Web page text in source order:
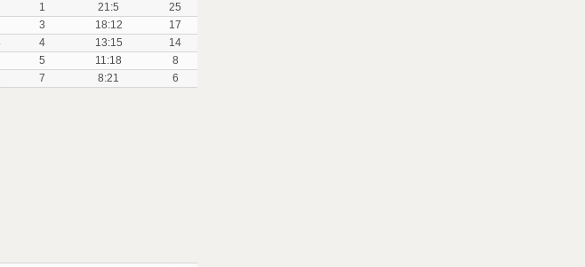
1 21:5
25
3 18:12
17
4 13:15
14
5 11:18
8
7 8:21 6